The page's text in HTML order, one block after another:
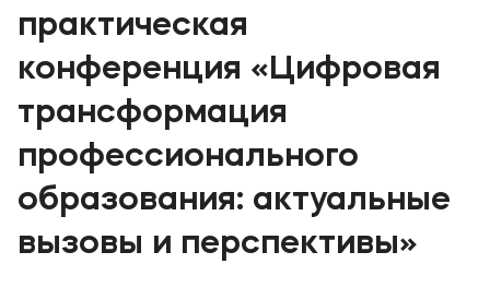
практическая
конференция «Цифровая
трансформация
профессионального
образования: актуальные
вызовы и перспективы»